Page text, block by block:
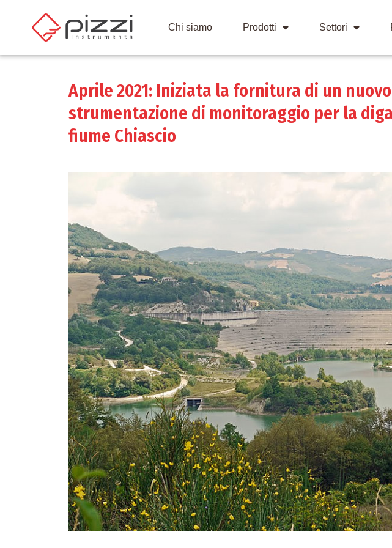
Chi siamo Prodotti Settori
Aprile 2021: Iniziata la fornitura di un
strumentazione di monitoraggio per la
fiume Chiascio